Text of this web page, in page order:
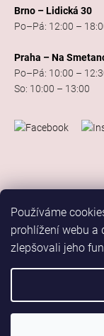
Používáme
prohlížení webu a
zlepšovali jeho
Brno – Lidická 30
Po–Pá: 12:00 –
Praha – Na
Po–Pá: 10:00 –
So: 10:00 – 13:00